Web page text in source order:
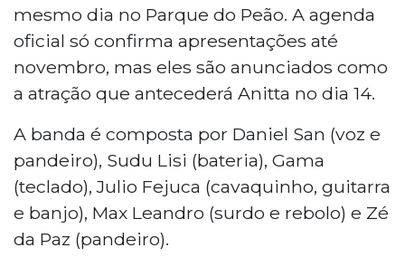
mesmo dia no Parque do Peão. A agenda
oficial só confirma apresentações até
novembro, mas eles são anunciados como
a atração que antecederá Anitta no dia 14.
A banda é composta por Daniel San (voz e
pandeiro), Sudu Lisi (bateria), Gama
(teclado), Julio Fejuca (cavaquinho, guitarra
e banjo), Max Leandro (surdo e rebolo) e Zé
da Paz (pandeiro).